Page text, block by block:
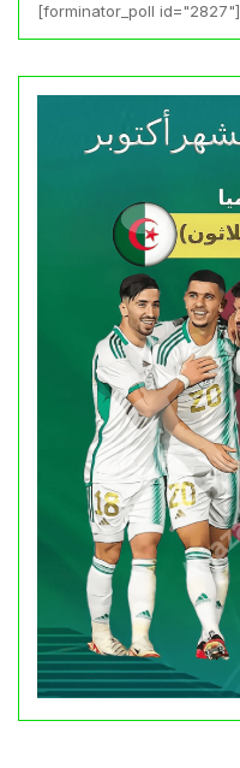
[forminator_poll id="2827"]